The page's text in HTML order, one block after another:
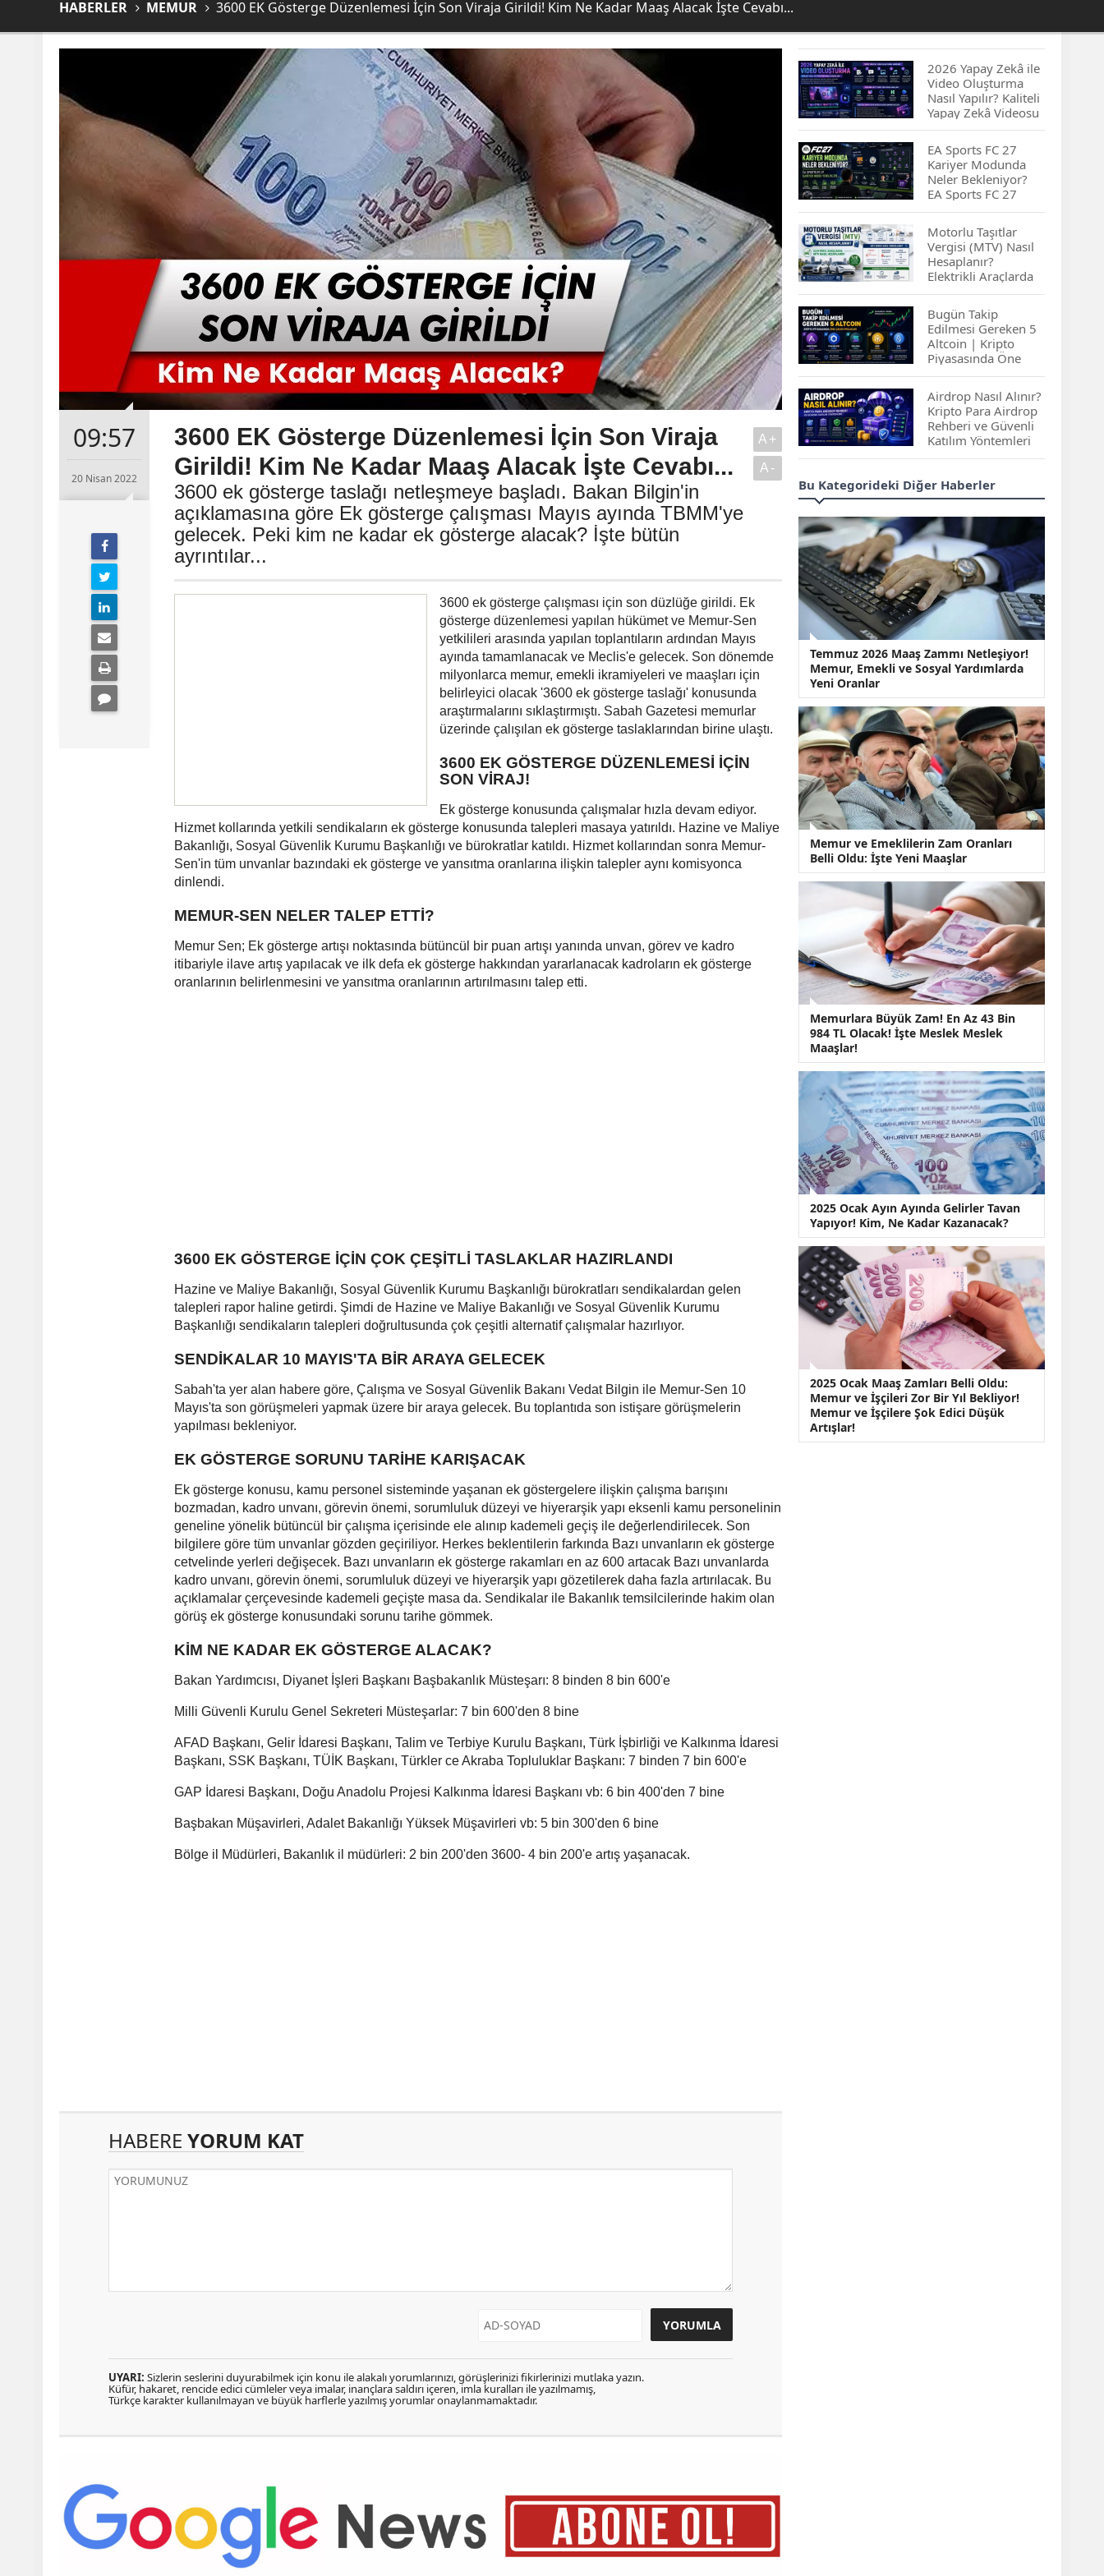
HABERLER MEMUR 3600 EK Gösterge Düzenlemesi İçin Son Viraja Girildi! Kim Ne Kadar Maaş Alacak İşte Cevabı...
09:57
20 Nisan 2022
3600 EK Gösterge Düzenlemesi İçin Son Viraja
Girildi! Kim Ne Kadar Maaş Alacak İşte Cevabı...
3600 ek gösterge taslağı netleşmeye başladı. Bakan Bilgin'in
açıklamasına göre Ek gösterge çalışması Mayıs ayında TBMM'ye
gelecek. Peki kim ne kadar ek gösterge alacak? İşte bütün
ayrıntılar...
A+
A-
3600 ek gösterge çalışması için son düzlüğe girildi. Ek
gösterge düzenlemesi yapılan hükümet ve Memur-Sen
yetkilileri arasında yapılan toplantıların ardından Mayıs
ayında tamamlanacak ve Meclis'e gelecek. Son dönemde
milyonlarca memur, emekli ikramiyeleri ve maaşları için
belirleyici olacak '3600 ek gösterge taslağı' konusunda
araştırmalarını sıklaştırmıştı. Sabah Gazetesi memurlar
üzerinde çalışılan ek gösterge taslaklarından birine ulaştı.
3600 EK GÖSTERGE DÜZENLEMESİ İÇİN
SON VİRAJ!
Ek gösterge konusunda çalışmalar hızla devam ediyor.
Hizmet kollarında yetkili sendikaların ek gösterge konusunda talepleri masaya yatırıldı. Hazine ve Maliye
Bakanlığı, Sosyal Güvenlik Kurumu Başkanlığı ve bürokratlar katıldı. Hizmet kollarından sonra Memur-
Sen'in tüm unvanlar bazındaki ek gösterge ve yansıtma oranlarına ilişkin talepler aynı komisyonca
dinlendi.
MEMUR-SEN NELER TALEP ETTİ?
Memur Sen; Ek gösterge artışı noktasında bütüncül bir puan artışı yanında unvan, görev ve kadro
itibariyle ilave artış yapılacak ve ilk defa ek gösterge hakkından yararlanacak kadroların ek gösterge
oranlarının belirlenmesini ve yansıtma oranlarının artırılmasını talep etti.
3600 EK GÖSTERGE İÇİN ÇOK ÇEŞİTLİ TASLAKLAR HAZIRLANDI
Hazine ve Maliye Bakanlığı, Sosyal Güvenlik Kurumu Başkanlığı bürokratları sendikalardan gelen
talepleri rapor haline getirdi. Şimdi de Hazine ve Maliye Bakanlığı ve Sosyal Güvenlik Kurumu
Başkanlığı sendikaların talepleri doğrultusunda çok çeşitli alternatif çalışmalar hazırlıyor.
SENDİKALAR 10 MAYIS'TA BİR ARAYA GELECEK
Sabah'ta yer alan habere göre, Çalışma ve Sosyal Güvenlik Bakanı Vedat Bilgin ile Memur-Sen 10
Mayıs'ta son görüşmeleri yapmak üzere bir araya gelecek. Bu toplantıda son istişare görüşmelerin
yapılması bekleniyor.
EK GÖSTERGE SORUNU TARİHE KARIŞACAK
Ek gösterge konusu, kamu personel sisteminde yaşanan ek göstergelere ilişkin çalışma barışını
bozmadan, kadro unvanı, görevin önemi, sorumluluk düzeyi ve hiyerarşik yapı eksenli kamu personelinin
geneline yönelik bütüncül bir çalışma içerisinde ele alınıp kademeli geçiş ile değerlendirilecek. Son
bilgilere göre tüm unvanlar gözden geçiriliyor. Herkes beklentilerin farkında Bazı unvanların ek gösterge
cetvelinde yerleri değişecek. Bazı unvanların ek gösterge rakamları en az 600 artacak Bazı unvanlarda
kadro unvanı, görevin önemi, sorumluluk düzeyi ve hiyerarşik yapı gözetilerek daha fazla artırılacak. Bu
açıklamalar çerçevesinde kademeli geçişte masa da. Sendikalar ile Bakanlık temsilcilerinde hakim olan
görüş ek gösterge konusundaki sorunu tarihe gömmek.
KİM NE KADAR EK GÖSTERGE ALACAK?
Bakan Yardımcısı, Diyanet İşleri Başkanı Başbakanlık Müsteşarı: 8 binden 8 bin 600'e
Milli Güvenli Kurulu Genel Sekreteri Müsteşarlar: 7 bin 600'den 8 bine
AFAD Başkanı, Gelir İdaresi Başkanı, Talim ve Terbiye Kurulu Başkanı, Türk İşbirliği ve Kalkınma İdaresi
Başkanı, SSK Başkanı, TÜİK Başkanı, Türkler ce Akraba Topluluklar Başkanı: 7 binden 7 bin 600'e
GAP İdaresi Başkanı, Doğu Anadolu Projesi Kalkınma İdaresi Başkanı vb: 6 bin 400'den 7 bine
Başbakan Müşavirleri, Adalet Bakanlığı Yüksek Müşavirleri vb: 5 bin 300'den 6 bine
Bölge il Müdürleri, Bakanlık il müdürleri: 2 bin 200'den 3600- 4 bin 200'e artış yaşanacak.
HABERE YORUM KAT
UYARI: Sizlerin seslerini duyurabilmek için konu ile alakalı yorumlarınızı, görüşlerinizi fikirlerinizi mutlaka yazın.
Küfür, hakaret, rencide edici cümleler veya imalar, inançlara saldırı içeren, imla kuralları ile yazılmamış,
Türkçe karakter kullanılmayan ve büyük harflerle yazılmış yorumlar onaylanmamaktadır.
2026 Yapay Zekâ ile
Video Oluşturma
Nasıl Yapılır? Kaliteli
Yapay Zekâ Videosu
Hazırlamanın
İpuçları...
EA Sports FC 27
Kariyer Modunda
Neler Bekleniyor?
EA Sports FC 27
Kariyer Modu
Yenilikleri…
Motorlu Taşıtlar
Vergisi (MTV) Nasıl
Hesaplanır?
Elektrikli Araçlarda
MTV Nasıl
Hesaplanır? MTV
Borcu Nasıl
Sorgulanır?
Bugün Takip
Edilmesi Gereken 5
Altcoin | Kripto
Piyasasında Öne
Çıkan Projeler
Airdrop Nasıl Alınır?
Kripto Para Airdrop
Rehberi ve Güvenli
Katılım Yöntemleri
Spot ve Vadeli İşlem
Arasındaki Farklar |
İçin Daha Uygun?
ABD-İran Anlaşması
Sonrası Altın Rekora
Koştu, Petrol
Fiyatları Sert Düştü
Temmuz 2026 Maaş
Zammı Netleşiyor!
Memur, Emekli ve
Yeni Oranlar
KOSGEB’den
KOBİ’lere Dev
Finansman Hamlesi:
36 Ay Vadeli 30
Milyon TL Destek
Emekli Maaşlarında
Temmuz Hesabı:
Zam Oranı ve Taban
Aylık İçin Yeni
Senaryolar
Bu Kategorideki Diğer Haberler
Temmuz 2026 Maaş Zammı Netleşiyor!
Memur, Emekli ve Sosyal Yardımlarda
Yeni Oranlar
Memur ve Emeklilerin Zam Oranları
Belli Oldu: İşte Yeni Maaşlar
Memurlara Büyük Zam! En Az 43 Bin
984 TL Olacak! İşte Meslek Meslek
Maaşlar!
2025 Ocak Ayın Ayında Gelirler Tavan
Yapıyor! Kim, Ne Kadar Kazanacak?
2025 Ocak Maaş Zamları Belli Oldu:
Memur ve İşçileri Zor Bir Yıl Bekliyor!
Memur ve İşçilere Şok Edici Düşük
Artışlar!